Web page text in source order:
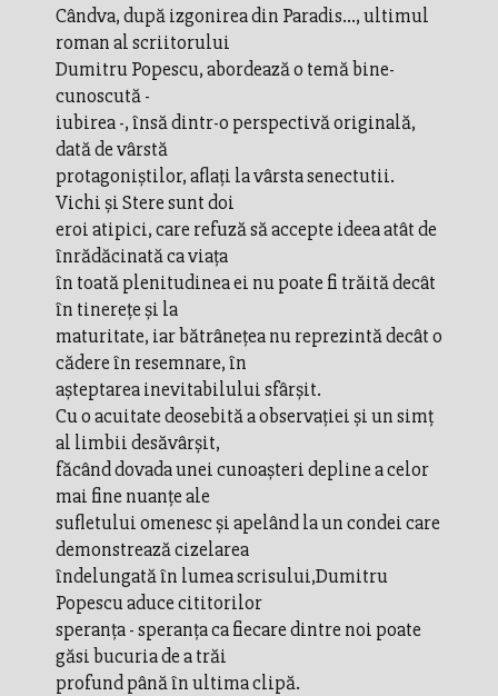
Cândva, după izgonirea din Paradis..., ultimul
roman al scriitorului
Dumitru Popescu, abordează o temă bine-
cunoscută -
iubirea -, însă dintr-o perspectivă originală,
dată de vârstă
protagoniştilor, aflaţi la vârsta senectutii.
Vichi şi Stere sunt doi
eroi atipici, care refuză să accepte ideea atât de
înrădăcinată ca viaţa
în toată plenitudinea ei nu poate fi trăită decât
în tinereţe şi la
maturitate, iar bătrâneţea nu reprezintă decât o
cădere în resemnare, în
aşteptarea inevitabilului sfârşit.
Cu o acuitate deosebită a observaţiei şi un simţ
al limbii desăvârşit,
făcând dovada unei cunoaşteri depline a celor
mai fine nuanţe ale
sufletului omenesc şi apelând la un condei care
demonstrează cizelarea
îndelungată în lumea scrisului,Dumitru
Popescu aduce cititorilor
speranţa - speranţa ca fiecare dintre noi poate
găsi bucuria de a trăi
profund până în ultima clipă.